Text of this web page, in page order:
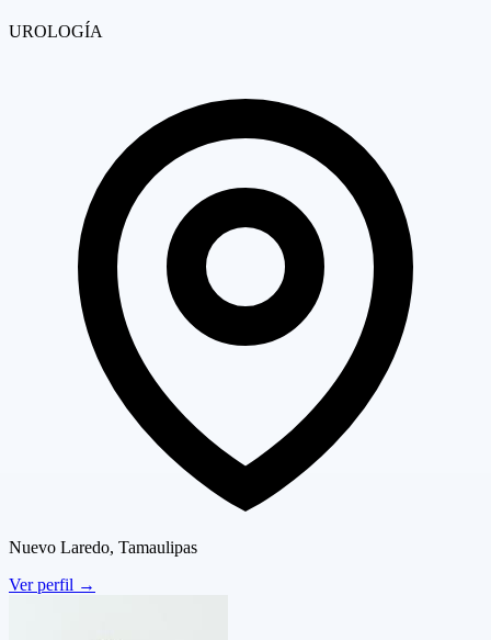
UROLOGÍA
Nuevo Laredo, Tamaulipas
Ver perfil →